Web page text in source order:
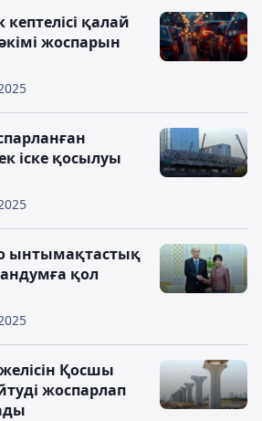
қалай
жоспарын
іске қосылуы
ынтымақтастық
қол
Қосшы
жоспарлап